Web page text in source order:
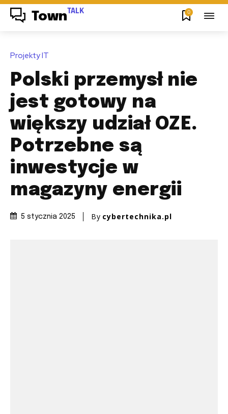
Town TALK 0
Projekty IT
Polski przemysł nie
jest gotowy na
większy udział OZE.
Potrzebne są
inwestycje w
magazyny energii
5 stycznia 2025 By cybertechnika.pl